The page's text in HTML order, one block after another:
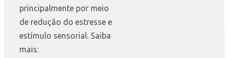
principalmente por meio
de redução do estresse e
estímulo sensorial. Saiba
mais: